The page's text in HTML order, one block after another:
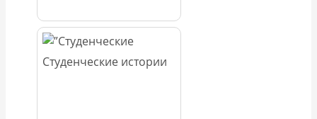
Студенческие истории